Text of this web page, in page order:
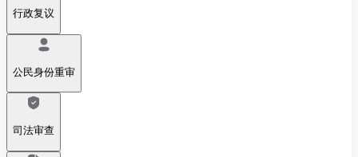
行政复议
公民身份重审
司法审查